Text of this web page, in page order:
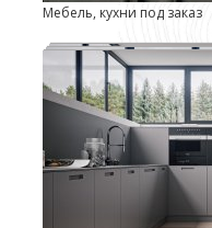
Мебель, кухни под заказ